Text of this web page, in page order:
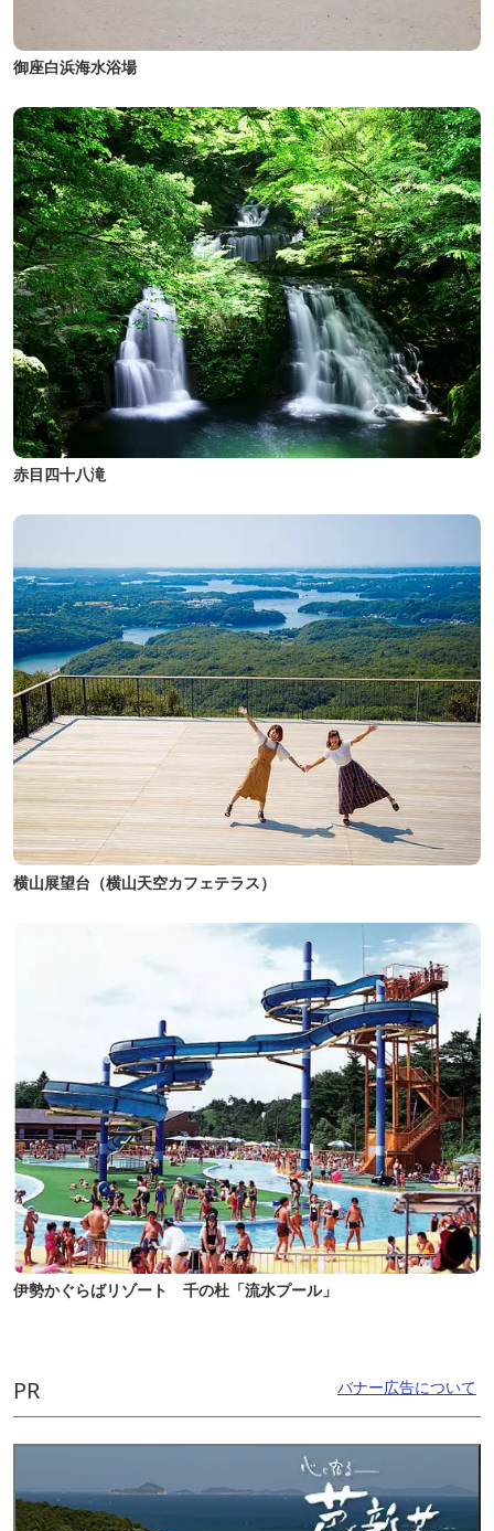
御座白浜海水浴場
赤目四十八滝
横山展望台（横山天空カフェテラス）
伊勢かぐらばリゾート 千の杜「流水プール」
PR バナー広告について